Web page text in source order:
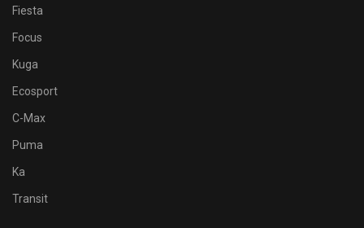
Fiesta
Focus
Kuga
Ecosport
C-Max
Puma
Ka
Transit